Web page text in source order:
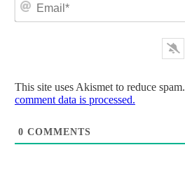
This site uses Akismet to reduce spam.
comment data is processed.
0 COMMENTS